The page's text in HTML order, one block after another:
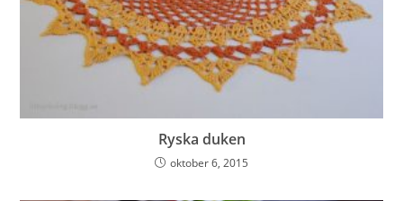
Ryska duken
oktober 6, 2015